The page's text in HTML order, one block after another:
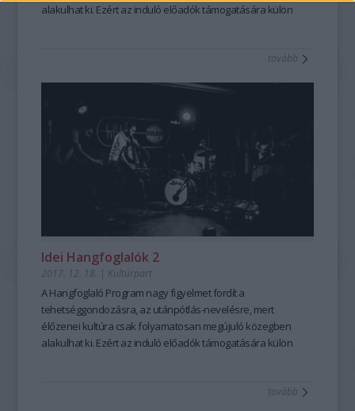
alakulhat ki. Ezért az induló előadók támogatására külön
támogató kommunikáció megvalósításáért. A támogatás
összege maximum kétmillió forint. A támogatottakat
tapasztalt mentorok segítik. Ezen kívül a
Hangfoglaló Program fellépési lehetőséget biztosít számukra
a nagyobb nyári fesztiválokon. Most a 2017/2018-as évad
nyerteseit mutatjuk be!
tovább
Idei Hangfoglalók 2
2017. 12. 18. | Kultúrpart
A Hangfoglaló Program nagy figyelmet fordít a
tehetséggondozásra, az utánpótlás-nevelésre, mert
élőzenei kultúra csak folyamatosan megújuló közegben
alakulhat ki. Ezért az induló előadók támogatására külön
tovább